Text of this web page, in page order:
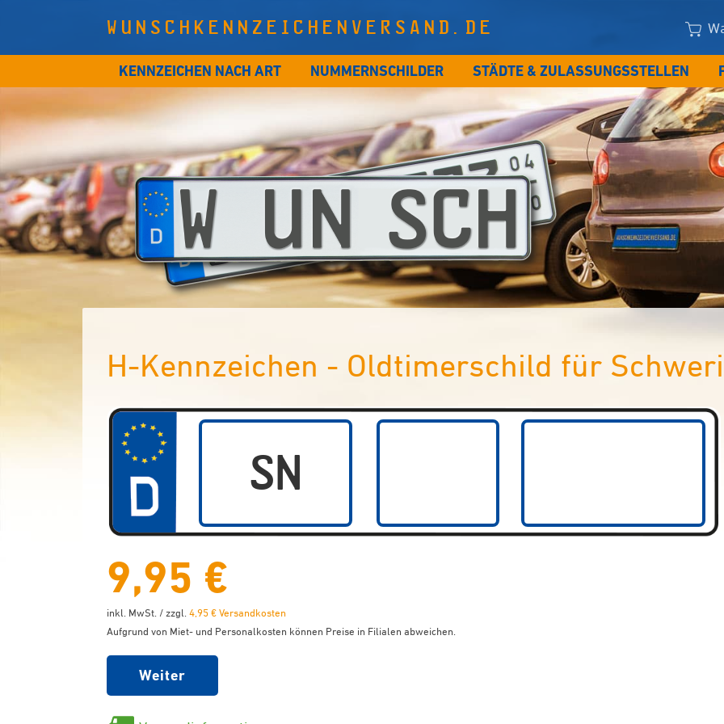
WUNSCHKENNZEICHENVERSAND.DE
KENNZEICHEN NACH ART NUMMERNSCHILDER STÄDTE & ZULASSUNGSSTELLEN
H-Kennzeichen - Oldtimerschild für
9,95 €
inkl. MwSt. / zzgl. 4,95 € Versandkosten
Aufgrund von Miet- und Personalkosten können Preise in Filialen abweichen.
Weiter